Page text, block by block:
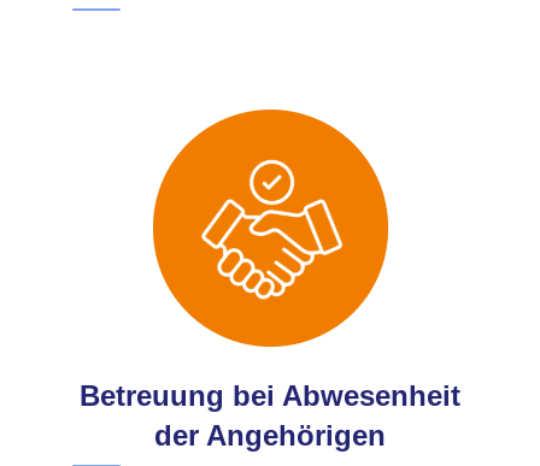
Betreuung bei Abwesenheit
der Angehörigen